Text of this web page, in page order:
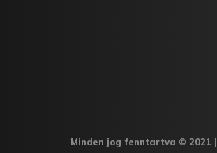
Minden jog fenntartva © 2021 |